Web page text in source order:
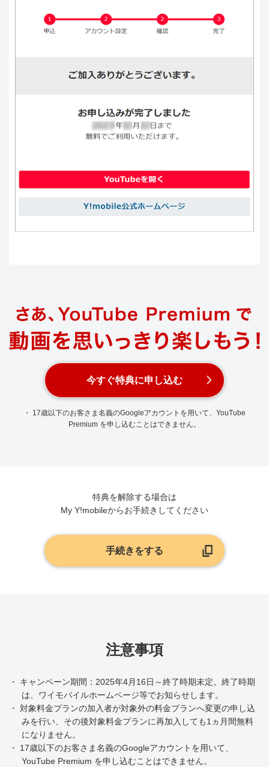
今すぐ特典に申し込む
・ 17歳以下のお客さま名義のGoogleアカウントを用いて、YouTube
Premium を申し込むことはできません。
特典を解除する場合は
My Y!mobileからお手続きしてください
手続きをする
注意事項
・ キャンペーン期間：2025年4月16日～終了時期未定。終了時期
は、ワイモバイルホームページ等でお知らせします。
・ 対象料金プランの加入者が対象外の料金プランへ変更の申し込
みを行い、その後対象料金プランに再加入しても1ヵ月間無料
になりません。
・ 17歳以下のお客さま名義のGoogleアカウントを用いて、
YouTube Premium を申し込むことはできません。